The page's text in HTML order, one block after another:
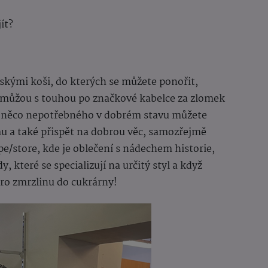
koši, do kterých se můžete ponořit,
s touhou po značkové kabelce za zlomek
nepotřebného v dobrém stavu můžete
také přispět na dobrou věc, samozřejmě
store, kde je oblečení s nádechem historie,
které se specializují na určitý styl a když
zmrzlinu do cukrárny!